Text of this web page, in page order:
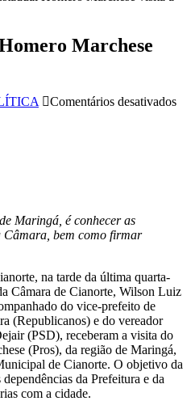
Marchese
Comentários desativadosem
Maringá, é conhecer as
Câmara, bem como firmar
na tarde da última quarta-
Câmara de Cianorte, Wilson Luiz
do vice-prefeito de
(Republicanos) e do vereador
(PSD), receberam a visita do
(Pros), da região de Maringá,
de Cianorte. O objetivo da
da Prefeitura e da
com a cidade.